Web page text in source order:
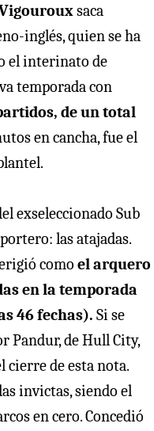
saca
inglés, quien se ha
el interinato de
temporada con
de un total
en cancha, fue el
exseleccionado Sub
las atajadas.
como el arquero
en la temporada
46 fechas). Si se
Pandur, de Hull City,
cierre de esta nota.
invictas, siendo el
en cero. Concedió